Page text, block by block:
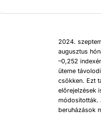
2024.
augusztus
–0,252
üteme
csökken. Ezt
előrejelzések
módosították.
beruházások